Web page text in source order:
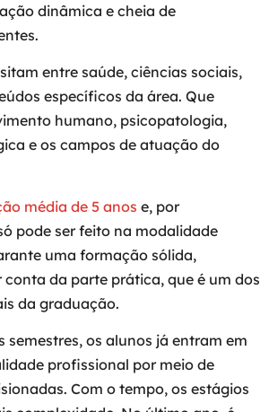
dinâmica e cheia de
entre saúde, ciências sociais,
específicos da área. Que
humano, psicopatologia,
e os campos de atuação do
média de 5 anos e, por
pode ser feito na modalidade
uma formação sólida,
da parte prática, que é um dos
da graduação.
semestres, os alunos já entram em
profissional por meio de
Com o tempo, os estágios